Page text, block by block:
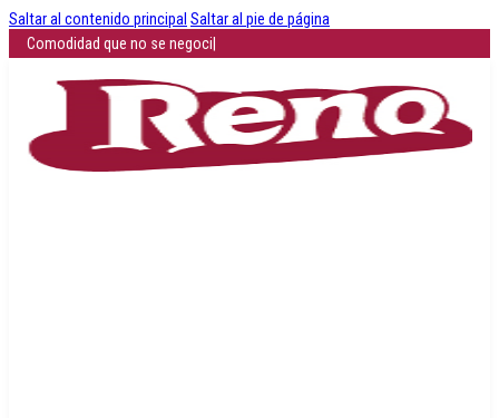
Saltar al contenido principal Saltar al pie de página
Comodidad que no se negocia: descubre cómo es c